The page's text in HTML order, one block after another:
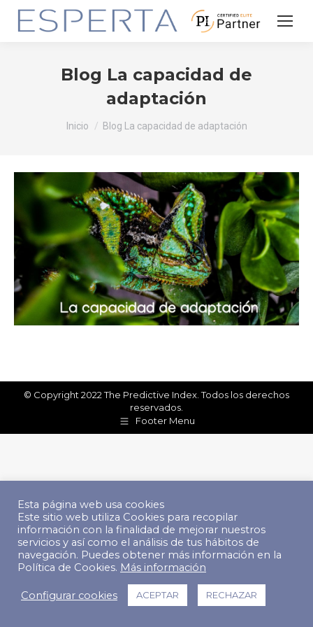
Blog La capacidad de
adaptación
Estás aquí:
Inicio Blog La capacidad de adaptación
© Copyright 2022 The Predictive Index. Todos los derechos
reservados.
Footer Menu
Esta página web usa cookies
Este sitio web utiliza Cookies para recopilar
información con la finalidad de mejorar nuestros
servicios y así como el análisis de tus hábitos de
navegación. Puedes obtener más información en la
Política de Cookies. Más información
Configurar cookies ACEPTAR RECHAZAR